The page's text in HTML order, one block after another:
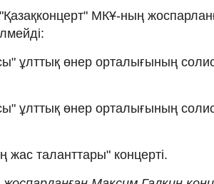
МКҰ-ның
ұлттық өнер орталығының
ұлттық өнер орталығының
жас таланттары" концерті.